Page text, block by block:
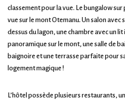
classement pour la vue. Le bungalow
vue sur le mont Otemanu. Un salon avec
dessus du lagon, une chambre avec un lit
panoramique sur le mont, une salle de
baignoire et une terrasse parfaite pour
logement magique !
L’hôtel possède plusieurs restaurants,